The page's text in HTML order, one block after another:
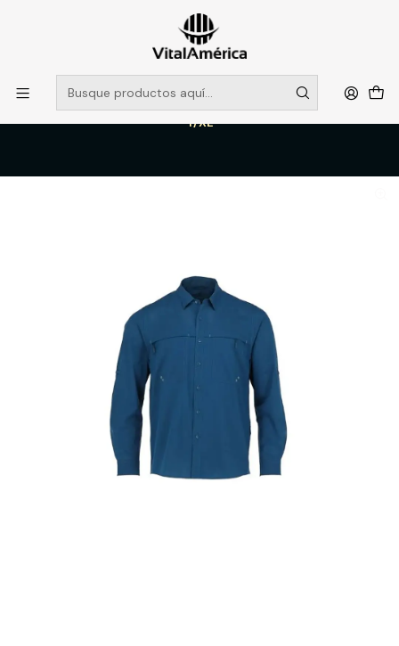
POR SISTEMA FRONTAL SOLO RETIROS EN TIENDA, DESDE
MUCHAS GRACIAS +569 5956 2237
Leer más
Catálogo
VESTIMENTA TECNICA Y CORPORATIVA
POLERAS Y CAMISAS
CAMISA SANTORINI STRETCH ANTIBACTERIAL HOMBRE AZUL REY
T/XL